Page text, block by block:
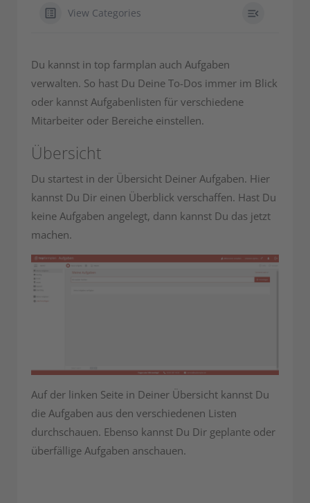
View Categories
Du kannst in top farmplan auch Aufgaben
verwalten. So hast Du Deine To-Dos immer im Blick
oder kannst Aufgabenlisten für verschiedene
Mitarbeiter oder Bereiche einstellen.
Übersicht
Du startest in der Übersicht Deiner Aufgaben. Hier
kannst Du Dir einen Überblick verschaffen. Hast Du
keine Aufgaben angelegt, dann kannst Du das jetzt
machen.
Auf der linken Seite in Deiner Übersicht kannst Du
die Aufgaben aus den verschiedenen Listen
durchschauen. Ebenso kannst Du Dir geplante oder
überfällige Aufgaben anschauen.